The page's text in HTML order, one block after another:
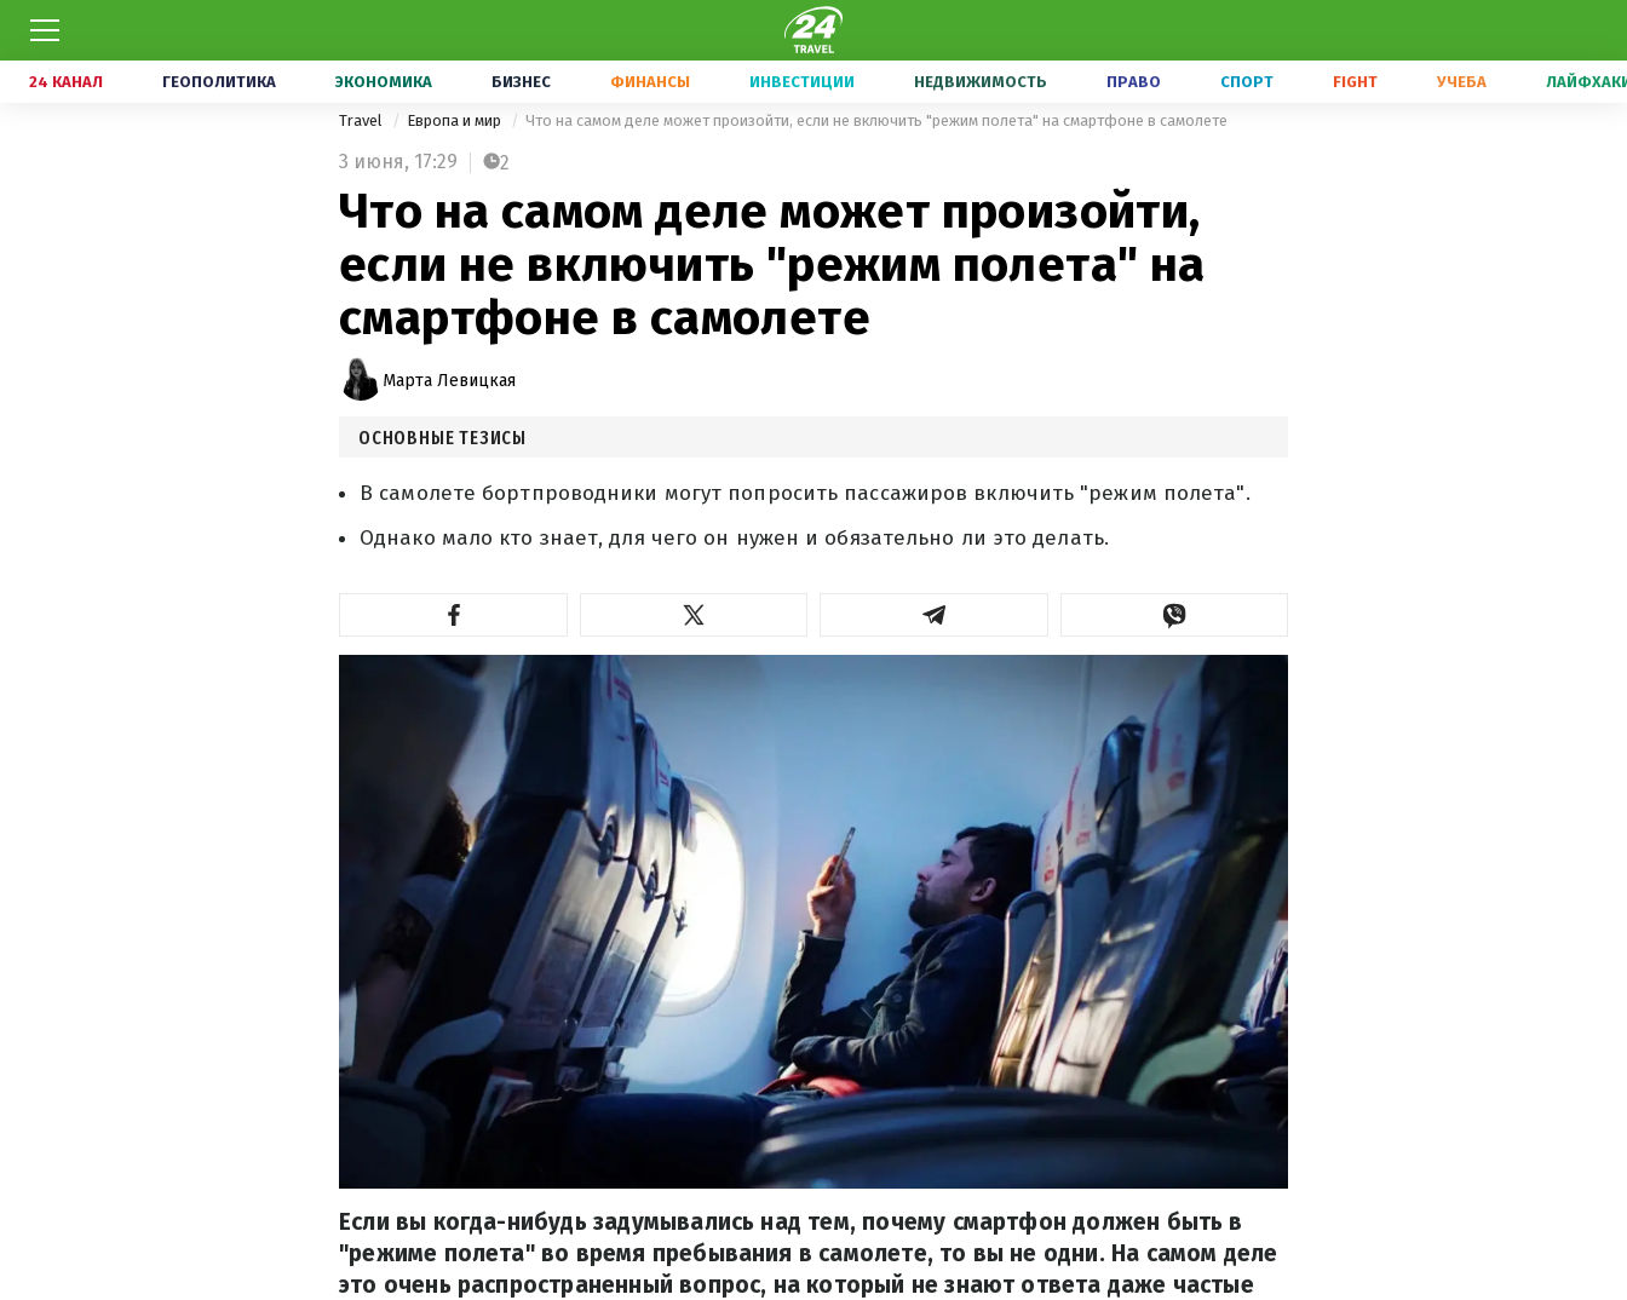
24 КАНАЛ ГЕОПОЛИТИКА ЭКОНОМИКА БИЗНЕС ФИНАНСЫ ИНВЕСТИЦИИ НЕДВИЖИМОСТЬ ПРАВО СПОРТ FIGHT УЧЕБА
Travel Европа и мир Что на самом деле может произойти, если не включить "режим полета" на смартфоне в самолете
3 июня, 17:29 2
Что на самом деле может произойти,
если не включить "режим полета" на
смартфоне в самолете
Марта Левицкая
ОСНОВНЫЕ ТЕЗИСЫ
В самолете бортпроводники могут попросить пассажиров включить "режим полета".
Однако мало кто знает, для чего он нужен и обязательно ли это делать.
Если вы когда-нибудь задумывались над тем, почему смартфон должен быть в
"режиме полета" во время пребывания в самолете, то вы не одни. На самом деле
это очень распространенный вопрос, на который не знают ответа даже частые